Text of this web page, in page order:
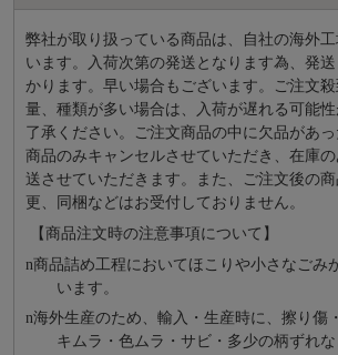
弊社が取り扱っている商品は、自社の海外
います。入荷次第の発送となります為、発
かります。早い場合もございます。ご注文
量、種類が多い場合は、入荷が遅れる可能
了承ください。ご注文商品の中に欠品があ
商品のみキャンセルさせていただき、在庫
送させていただきます。また、ご注文後の
更、同梱などはお受付しておりません。
【商品注文時の注意事項について】
n商品詰め⼯程においてほこりや⼩さなごみ
います。
n海外⽣産のため、輸⼊・⽣産時に、擦り傷
キムラ・色ムラ・サビ・多少の柄ずれ